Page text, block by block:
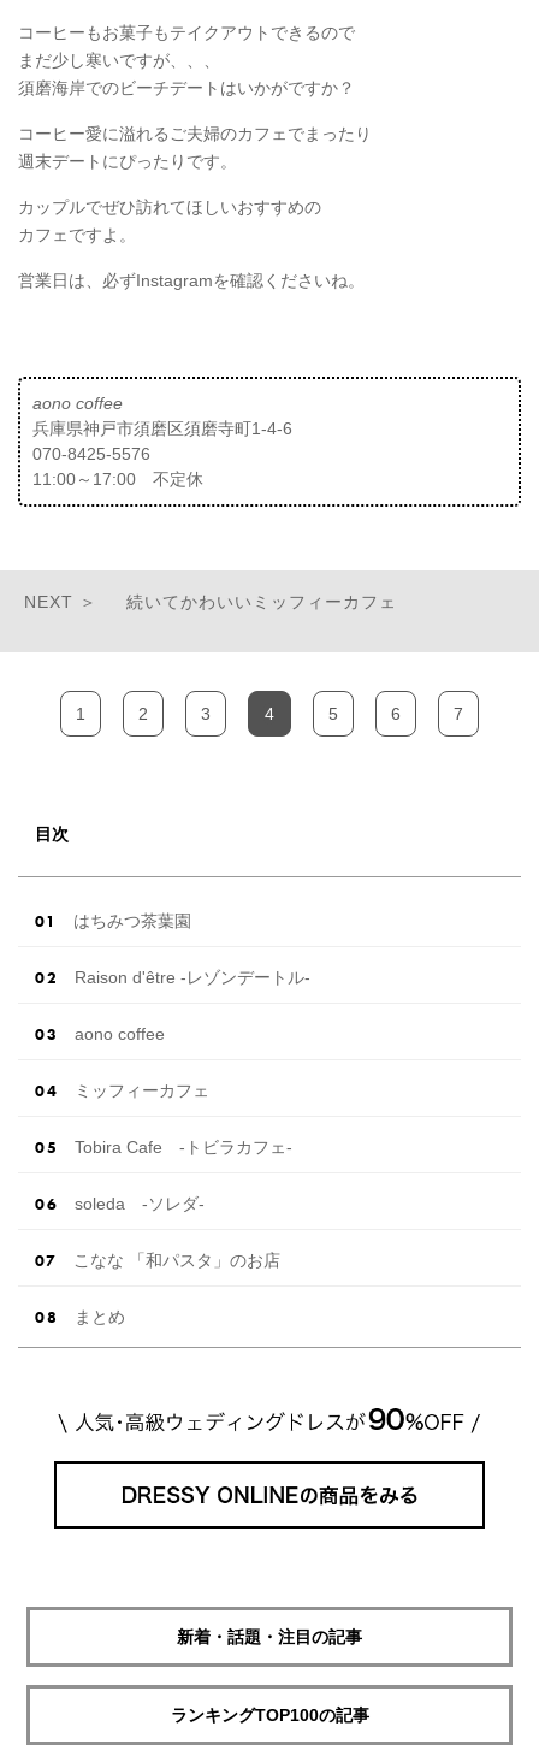
コーヒーもお菓子もテイクアウトできるので
まだ少し寒いですが、、、
須磨海岸でのビーチデートはいかがですか？
コーヒー愛に溢れるご夫婦のカフェでまったり
週末デートにぴったりです。
カップルでぜひ訪れてほしいおすすめの
カフェですよ。
営業日は、必ずInstagramを確認くださいね。
aono coffee
兵庫県神戸市須磨区須磨寺町1-4-6
070-8425-5576
11:00～17:00 不定休
続いてかわいいミッフィーカフェ
1 2 3 4 5 6 7
目次
はちみつ茶葉園
Raison d'être -レゾンデートル-
aono coffee
ミッフィーカフェ
Tobira Cafe -トビラカフェ-
soleda -ソレダ-
こなな 「和パスタ」のお店
まとめ
新着・話題・注目の記事
ランキングTOP100の記事